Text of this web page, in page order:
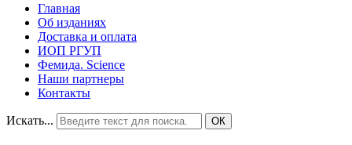
Главная
Об изданиях
Доставка и оплата
ИОП РГУП
Фемида. Science
Наши партнеры
Контакты
Искать... ОК